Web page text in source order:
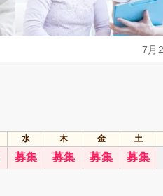
7月
水 木 金
土
募集 募集 募集 募集